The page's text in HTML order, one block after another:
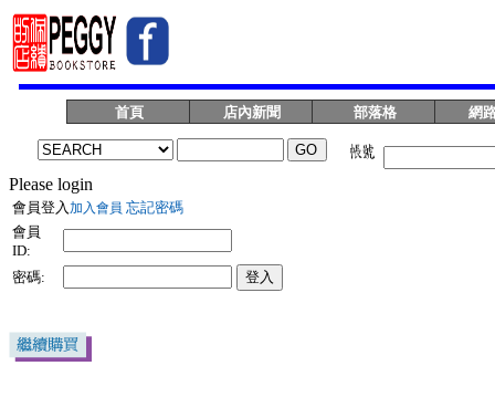
Please login
會員登入加入會員 忘記密碼
會員
ID:
密碼:
首頁 店內新聞 部落格 網